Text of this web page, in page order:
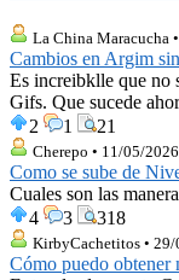
La China Maracucha
Cambios en Argim
Es increibklle que no
Gifs. Que sucede
2
1 21
Cherepo • 11/05/2026
Como se sube de
Cuales son las
4
3 318
KirbyCachetitos •
Cómo puedo obtener